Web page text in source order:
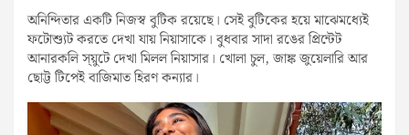
অনিন্দিতার একটি নিজস্ব বুটিক রয়েছে। সেই বুটিকের হয়ে মাঝেমধ্যেই
ফটোশ্যুট করতে দেখা যায় নিয়াসাকে। বুধবার সাদা রঙের প্রিন্টেট
আনারকলি স্য়ুটে দেখা মিলল নিয়াসার। খোলা চুল, জাঙ্ক জুয়েলারি আর
ছোট্ট টিপেই বাজিমাত হিরণ কন্যার।